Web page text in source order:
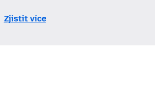
Zjistit více